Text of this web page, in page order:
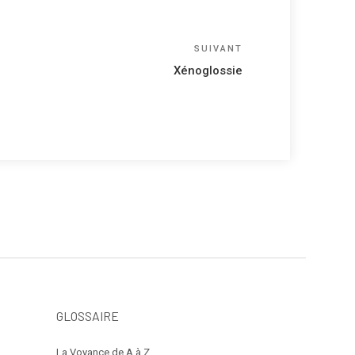
SUIVANT
Xénoglossie
GLOSSAIRE
La Voyance de A à Z